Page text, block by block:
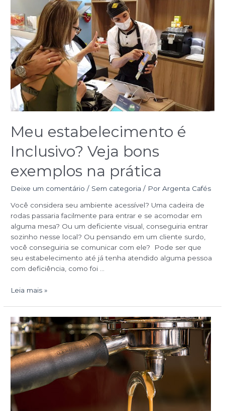
Meu estabelecimento é
Inclusivo? Veja bons
exemplos na prática
Deixe um comentário / Sem categoria / PorArgenta Cafés
Você considera seu ambiente acessível? Uma cadeira de
rodas passaria facilmente para entrar e se acomodar em
alguma mesa? Ou um deficiente visual, conseguiria entrar
sozinho nesse local? Ou pensando em um cliente surdo,
você conseguiria se comunicar com ele? Pode ser que
seu estabelecimento até já tenha atendido alguma pessoa
com deficiência, como foi …
estabelecimento
é
Inclusivo?
Veja
bons
exemplos
na
prática
Leia mais »
Os
5
maiores
erros
dos
estabelecimentos
que
servem
café.